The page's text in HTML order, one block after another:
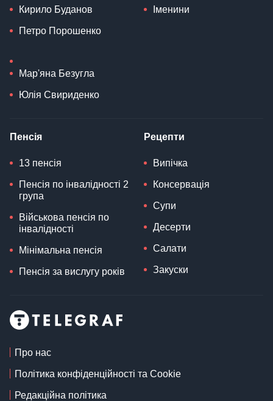
Кирило Буданов
Петро Порошенко
Мар'яна Безугла
Юлія Свириденко
Іменини
Пенсія
13 пенсія
Пенсія по інвалідності 2
група
Військова пенсія по
інвалідності
Мінімальна пенсія
Пенсія за вислугу років
Рецепти
Випічка
Консервація
Супи
Десерти
Салати
Закуски
Про нас
Політика конфіденційності та Cookie
Редакційна політика